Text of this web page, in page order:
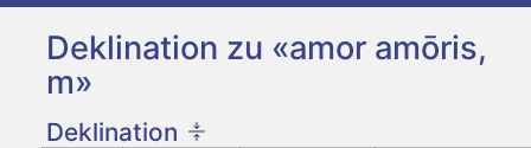
Deklination zu «amor amōris,
m»
Deklination